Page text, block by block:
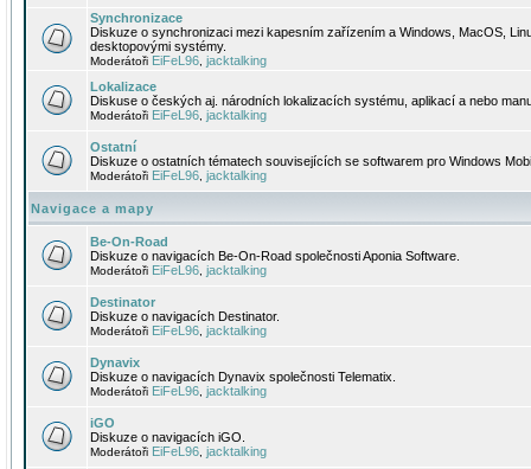
Synchronizace
Diskuze o synchronizaci mezi kapesním zařízením a Windows, MacOS,
desktopovými systémy.
Moderátoři EiFeL96 jacktalking
Lokalizace
Diskuse o českých aj. národních lokalizacích systému, aplikací a nebo
Moderátoři EiFeL96 jacktalking
Ostatní
Diskuze o ostatních tématech souvisejících se softwarem pro Windows
Moderátoři EiFeL96 jacktalking
Navigace a mapy
Be-On-Road
Diskuze o navigacích Be-On-Road společnosti Aponia Software.
Moderátoři EiFeL96 jacktalking
Destinator
Diskuze o navigacích Destinator.
Moderátoři EiFeL96 jacktalking
Dynavix
Diskuze o navigacích Dynavix společnosti Telematix.
Moderátoři EiFeL96 jacktalking
iGO
Diskuze o navigacích iGO.
Moderátoři EiFeL96 jacktalking